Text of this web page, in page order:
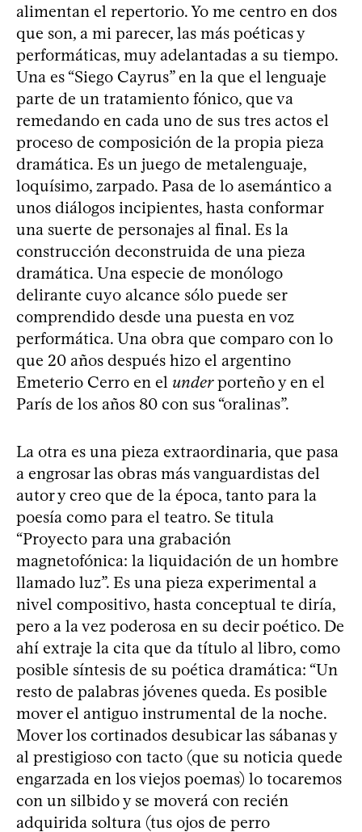
alimentan el repertorio. Yo me centro en dos
que son, a mi parecer, las más poéticas y
performáticas, muy adelantadas a su tiempo.
Una es “Siego Cayrus” en la que el lenguaje
parte de un tratamiento fónico, que va
remedando en cada uno de sus tres actos el
proceso de composición de la propia pieza
dramática. Es un juego de metalenguaje,
loquísimo, zarpado. Pasa de lo asemántico a
unos diálogos incipientes, hasta conformar
una suerte de personajes al final. Es la
construcción deconstruida de una pieza
dramática. Una especie de monólogo
delirante cuyo alcance sólo puede ser
comprendido desde una puesta en voz
performática. Una obra que comparo con lo
que 20 años después hizo el argentino
Emeterio Cerro en el underporteño y en el
París de los años 80 con sus “oralinas”.
La otra es una pieza extraordinaria, que pasa
a engrosar las obras más vanguardistas del
autor y creo que de la época, tanto para la
poesía como para el teatro. Se titula
“Proyecto para una grabación
magnetofónica: la liquidación de un hombre
llamado luz”. Es una pieza experimental a
nivel compositivo, hasta conceptual te diría,
pero a la vez poderosa en su decir poético. De
ahí extraje la cita que da título al libro, como
posible síntesis de su poética dramática: “Un
resto de palabras jóvenes queda. Es posible
mover el antiguo instrumental de la noche.
Mover los cortinados desubicar las sábanas y
al prestigioso con tacto (que su noticia quede
engarzada en los viejos poemas) lo tocaremos
con un silbido y se moverá con recién
adquirida soltura (tus ojos de perro